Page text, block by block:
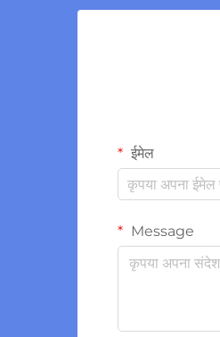
ईमेल
Message